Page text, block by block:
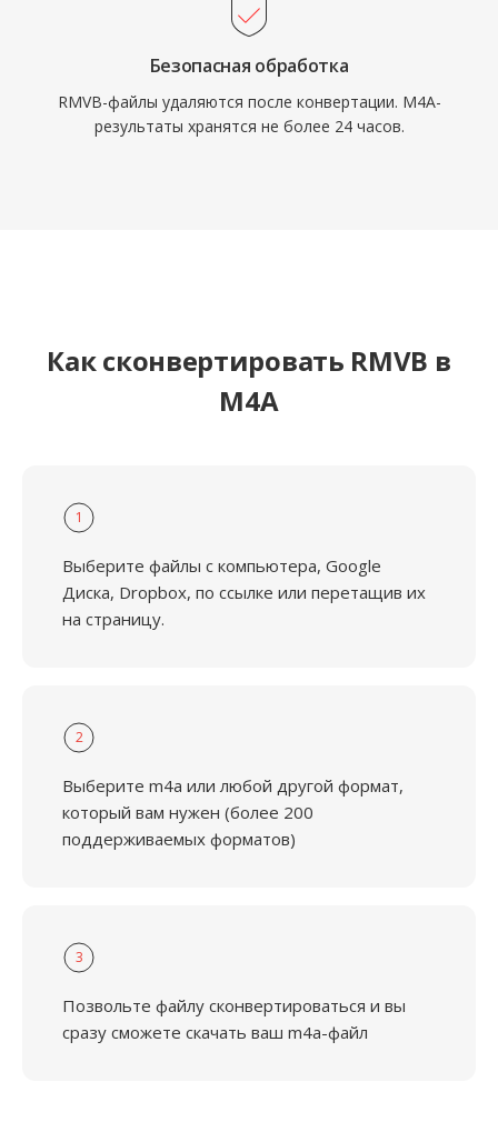
Безопасная обработка
RMVB-файлы удаляются после конвертации. M4A-
результаты хранятся не более 24 часов.
Как сконвертировать RMVB в
M4A
1
Выберите файлы с компьютера, Google
Диска, Dropbox, по ссылке или перетащив их
на страницу.
2
Выберите m4a или любой другой формат,
который вам нужен (более 200
поддерживаемых форматов)
3
Позвольте файлу сконвертироваться и вы
сразу сможете скачать ваш m4a-файл